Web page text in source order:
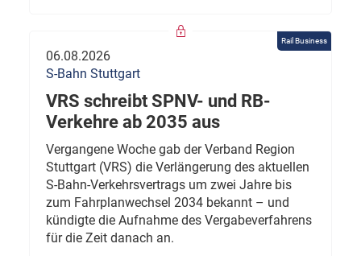
Rail Business
06.08.2026
S-Bahn Stuttgart
VRS schreibt SPNV- und RB-
Verkehre ab 2035 aus
Vergangene Woche gab der Verband Region
Stuttgart (VRS) die Verlängerung des aktuellen
S-Bahn-Verkehrsvertrags um zwei Jahre bis
zum Fahrplanwechsel 2034 bekannt – und
kündigte die Aufnahme des Vergabeverfahrens
für die Zeit danach an.